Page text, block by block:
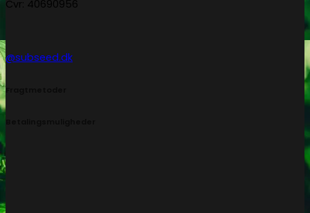
Cvr: 40690956
@subseed.dk